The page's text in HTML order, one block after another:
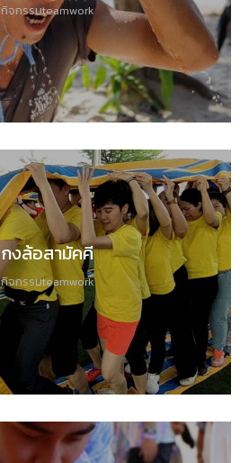
กิจกรรมteamwork
กงล้อสามัคคี
กิจกรรมteamwork